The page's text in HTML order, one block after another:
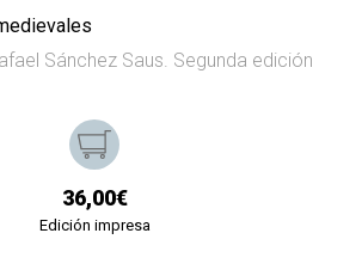
Sánchez Saus. Segunda edición
36,00€
Edición impresa